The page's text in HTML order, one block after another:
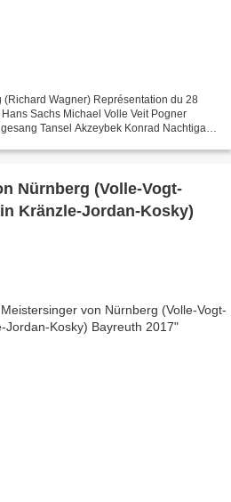
Wagner) Représentation du 28
Sachs Michael Volle Veit Pogner
Tansel Akzeybek Konrad Nachtigal
Nürnberg (Volle-Vogt-
Kränzle-Jordan-Kosky)